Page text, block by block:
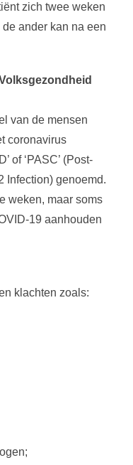
zich twee weken
ander kan na een
van de mensen
coronavirus
of ‘PASC’ (Post-
Infection) genoemd.
weken, maar soms
19 aanhouden
klachten zoals: